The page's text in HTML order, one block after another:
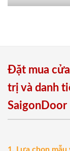
Đặt mua
trị và danh
SaigonDoor